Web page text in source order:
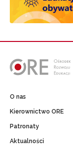
O nas
Kierownictwo ORE
Patronaty
Aktualności